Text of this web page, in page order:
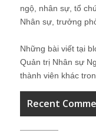
ngộ, nhân sự, tổ
Nhân sự, trưởng
Những bài viết tại
Quản trị Nhân sự
thành viên khác
Recent